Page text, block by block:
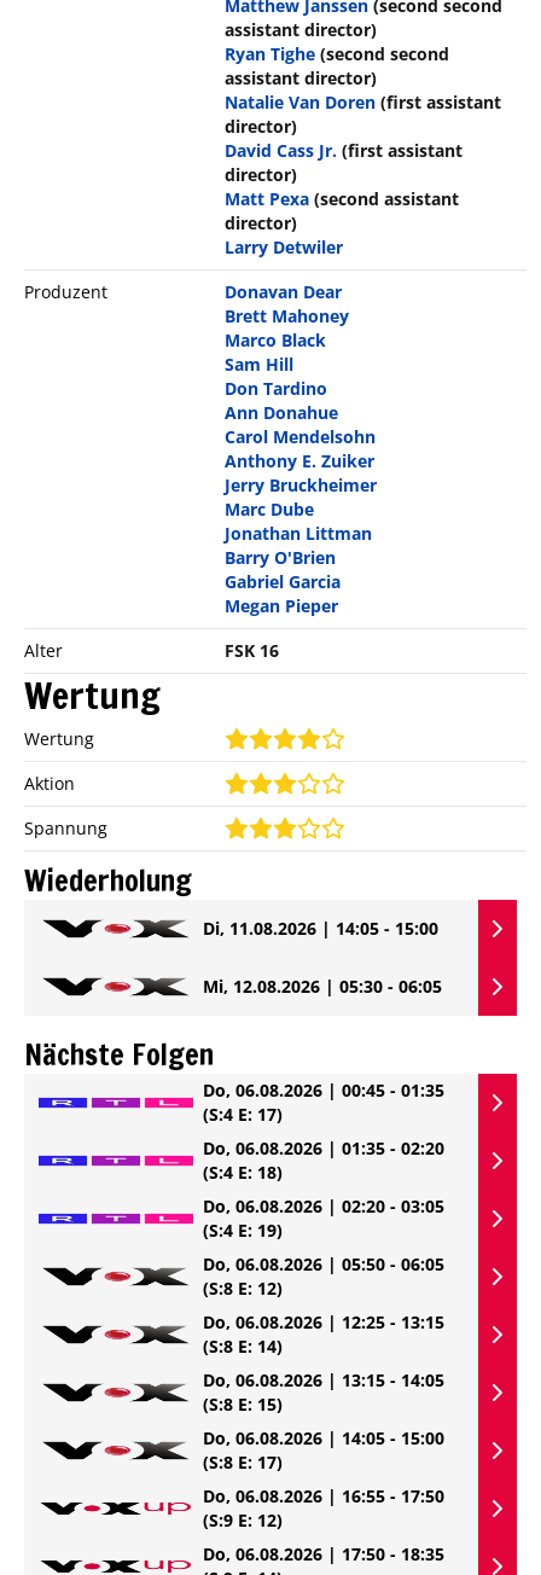
Matthew Janssen (second second
assistant director)
Ryan Tighe (second second
assistant director)
Natalie Van Doren (first assistant
director)
David Cass Jr. (first assistant
director)
Matt Pexa (second assistant
director)
Larry Detwiler
Produzent
Donavan Dear
Brett Mahoney
Marco Black
Sam Hill
Don Tardino
Ann Donahue
Carol Mendelsohn
Anthony E. Zuiker
Jerry Bruckheimer
Marc Dube
Jonathan Littman
Barry O'Brien
Gabriel Garcia
Megan Pieper
Alter
FSK 16
Wertung
Wertung
Aktion
Spannung
Wiederholung
Di, 11.08.2026 | 14:05 - 15:00
Mi, 12.08.2026 | 05:30 - 06:05
Nächste Folgen
Do, 06.08.2026 | 00:45 - 01:35
(S:4 E: 17)
Do, 06.08.2026 | 01:35 - 02:20
(S:4 E: 18)
Do, 06.08.2026 | 02:20 - 03:05
(S:4 E: 19)
Do, 06.08.2026 | 05:50 - 06:05
(S:8 E: 12)
Do, 06.08.2026 | 12:25 - 13:15
(S:8 E: 14)
Do, 06.08.2026 | 13:15 - 14:05
(S:8 E: 15)
Do, 06.08.2026 | 14:05 - 15:00
(S:8 E: 17)
Do, 06.08.2026 | 16:55 - 17:50
(S:9 E: 12)
Do, 06.08.2026 | 17:50 - 18:35